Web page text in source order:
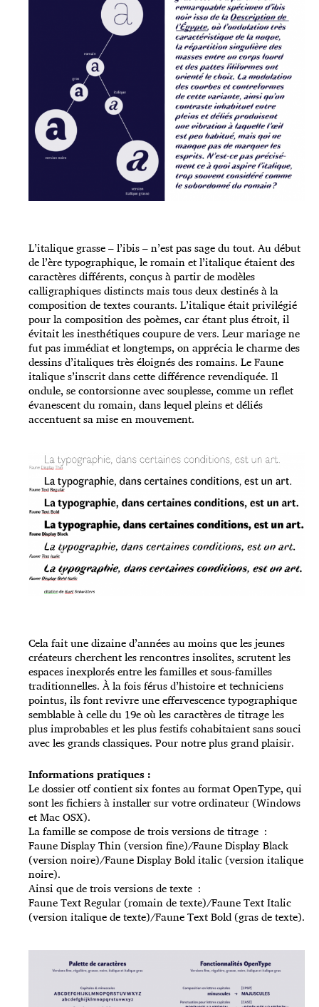
L’italique grasse – l’ibis – n’est pas sage du tout. Au début
de l’ère typographique, le romain et l’italique étaient des
caractères différents, conçus à partir de modèles
calligraphiques distincts mais tous deux destinés à la
composition de textes courants. L’italique était privilégié
pour la composition des poèmes, car étant plus étroit, il
évitait les inesthétiques coupure de vers. Leur mariage ne
fut pas immédiat et longtemps, on apprécia le charme des
dessins d’italiques très éloignés des romains. Le Faune
italique s’inscrit dans cette différence revendiquée. Il
ondule, se contorsionne avec souplesse, comme un reflet
évanescent du romain, dans lequel pleins et déliés
accentuent sa mise en mouvement.
Cela fait une dizaine d’années au moins que les jeunes
créateurs cherchent les rencontres insolites, scrutent les
espaces inexplorés entre les familles et sous-familles
traditionnelles. À la fois férus d’histoire et techniciens
pointus, ils font revivre une effervescence typographique
semblable à celle du 19e où les caractères de titrage les
plus improbables et les plus festifs cohabitaient sans souci
avec les grands classiques. Pour notre plus grand plaisir.
Informations pratiques :
Le dossier otf contient six fontes au format OpenType, qui
sont les fichiers à installer sur votre ordinateur (Windows
et Mac OSX).
La famille se compose de trois versions de titrage :
Faune Display Thin (version fine)/Faune Display Black
(version noire)/Faune Display Bold italic (version italique
noire).
Ainsi que de trois versions de texte :
Faune Text Regular (romain de texte)/Faune Text Italic
(version italique de texte)/Faune Text Bold (gras de texte).